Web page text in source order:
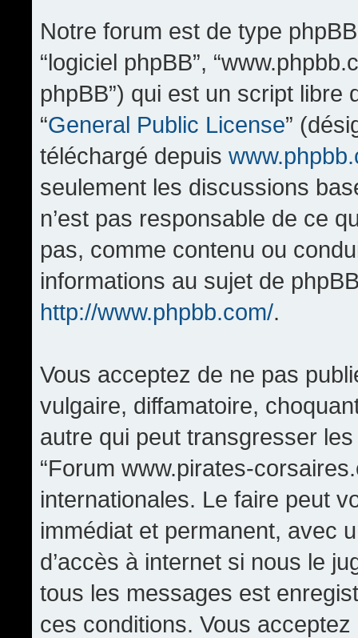
Notre forum est de type phpBB
“logiciel phpBB”,
phpBB”) qui est un script
“General Public License”
téléchargé depuis
seulement les discussions
n’est pas responsable de ce
pas, comme contenu ou
informations au sujet de
http://www.phpbb.com/.
Vous acceptez de ne pas
vulgaire, diffamatoire,
autre qui peut transgresser
“Forum www.pirates-
internationales. Le faire peut
immédiat et permanent, avec
d’accès à internet si nous le
tous les messages est
ces conditions. Vous